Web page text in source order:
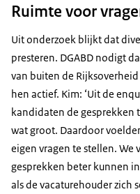
Ruimte voor
Uit onderzoek blijkt dat
presteren. DGABD nodigt
van buiten de
hen actief. Kim: ‘Uit de
kandidaten de gesprekken
wat groot. Daardoor
eigen vragen te stellen. We
gesprekken beter kunnen
als de vacaturehouder zich